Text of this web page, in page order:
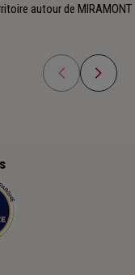
autour de MIRAMONT